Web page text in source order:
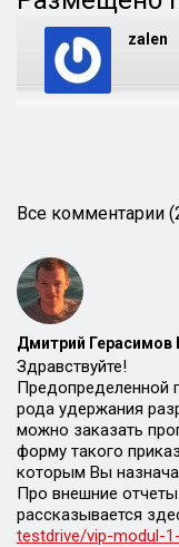
zalen
Все комментарии
Дмитрий Герасимов
Здравствуйте!
Предопределенной
рода удержания
можно заказать
форму такого
которым Вы
Про внешние
рассказывается
testdrive/vip-modul-